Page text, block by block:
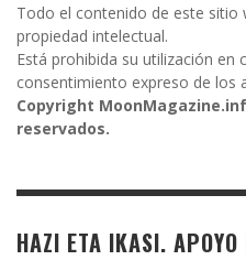
Todo el contenido de este sitio
propiedad intelectual.
Está prohibida su utilización en
consentimiento expreso de los
Copyright
reservados.
HAZI ETA IKASI.